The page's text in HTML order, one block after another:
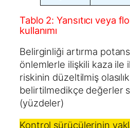
Tablo 2: Yansıtıcı veya
kullanımı
Belirginliği artırma
önlemlerle ilişkili kaza ile
riskinin düzeltilmiş
belirtilmedikçe değerler
(yüzdeler)
Kontrol sürücülerinin